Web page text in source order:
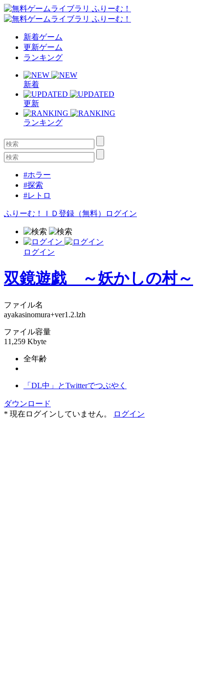
新着ゲーム
更新ゲーム
ランキング
新着
更新
ランキング
#ホラー
#探索
#レトロ
ふりーむ！ＩＤ登録（無料） ログイン
ログイン
双鏡遊戯 ～妖かしの村～
ファイル名
ayakasinomura+ver1.2.lzh
ファイル容量
11,259 Kbyte
全年齢
「DL中」とTwitterでつぶやく
ダウンロード
* 現在ログインしていません。
ログイン